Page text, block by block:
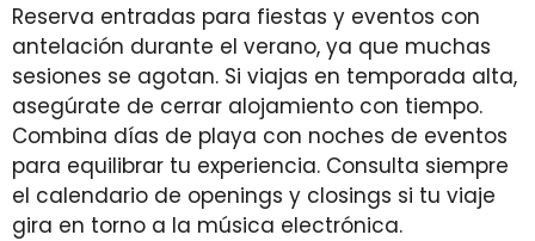
Reserva entradas para fiestas y eventos con
antelación durante el verano, ya que muchas
sesiones se agotan. Si viajas en temporada alta,
asegúrate de cerrar alojamiento con tiempo.
Combina días de playa con noches de eventos
para equilibrar tu experiencia. Consulta siempre
el calendario de openings y closings si tu viaje
gira en torno a la música electrónica.